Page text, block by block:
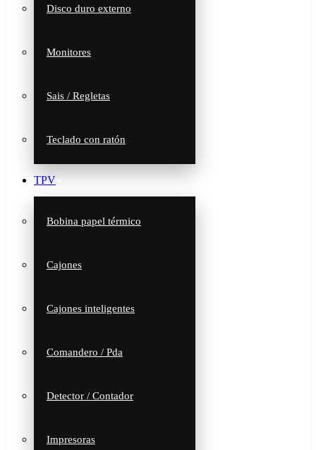
Disco duro externo
Monitores
Sais / Regletas
Teclado con ratón
TPV
Bobina papel térmico
Cajones
Cajones inteligentes
Comandero / Pda
Detector / Contador
Impresoras